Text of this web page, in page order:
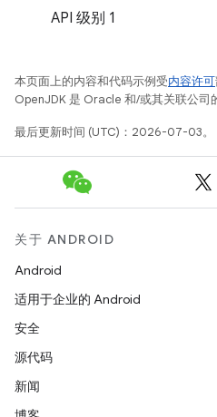
API 级别 1
本页面上的内容和代码示例受内容许可
OpenJDK 是 Oracle 和/或其关联公司
最后更新时间 (UTC)：2026-07-03。
关于 ANDROID
Android
适用于企业的 Android
安全
源代码
新闻